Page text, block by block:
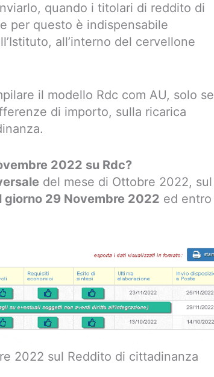
quando i titolari di reddito di
per questo è indispensabile
all’interno del cervellone
il modello Rdc com AU, solo se
di importo, sulla ricarica
2022 su Rdc?
del mese di Ottobre 2022, sul
giorno 29 Novembre 2022 ed entro
2022 sul Reddito di cittadinanza